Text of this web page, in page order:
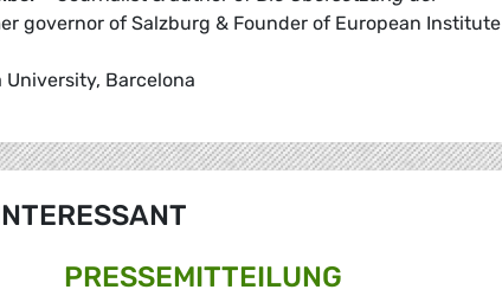
governor of Salzburg & Founder of European Institute
University, Barcelona
PRESSE­MITTEILUNG